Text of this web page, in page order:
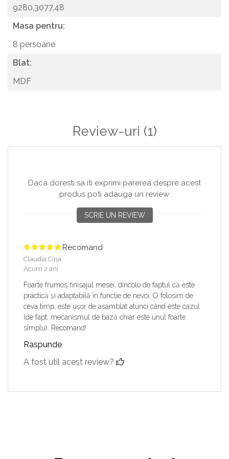
9280,3077,48
Masa pentru:
8 persoane
Blat:
MDF
Review-uri (1)
Daca doresti sa iti exprimi parerea despre acest
produs poti adauga un review.
SCRIE UN REVIEW
Recomand
Claudia Cirja,
Acum 2 ani
Foarte frumos finisajul mesei, dincolo de faptul că este
practică și adaptabilă în funcție de nevoi. O folosim de
ceva timp, este ușor de asamblat atunci când este cazul
(de fapt, mecanismul de bază chiar este unul foarte
simplu). Recomand!
Raspunde
A fost util acest review?